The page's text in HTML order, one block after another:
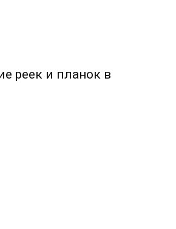
реек и планок в